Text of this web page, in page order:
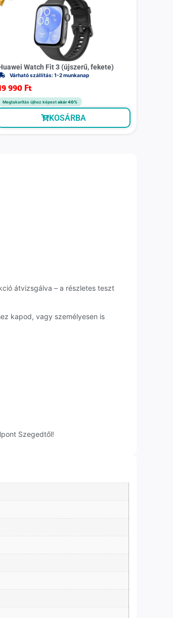
Watch Fit 3 (újszerű, fekete)
Várható szállítás: 1-2 munkanap
990 Ft
Megtakarítás újhoz képestakár 40%
KOSÁRBA
átvizsgálva – a részletes teszt
kapod, vagy személyesen is
Szegedtől!